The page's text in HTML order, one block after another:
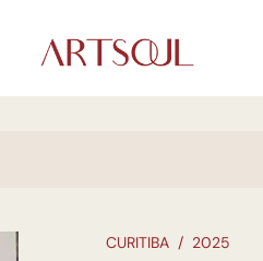
CURITIBA / 2025